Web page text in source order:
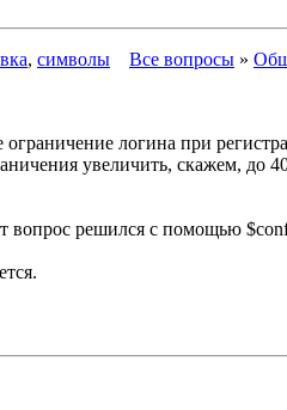
, символы Все вопросы »
логина при
увеличить, скажем, до
вопрос решился с помощью